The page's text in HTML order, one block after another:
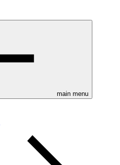
main menu